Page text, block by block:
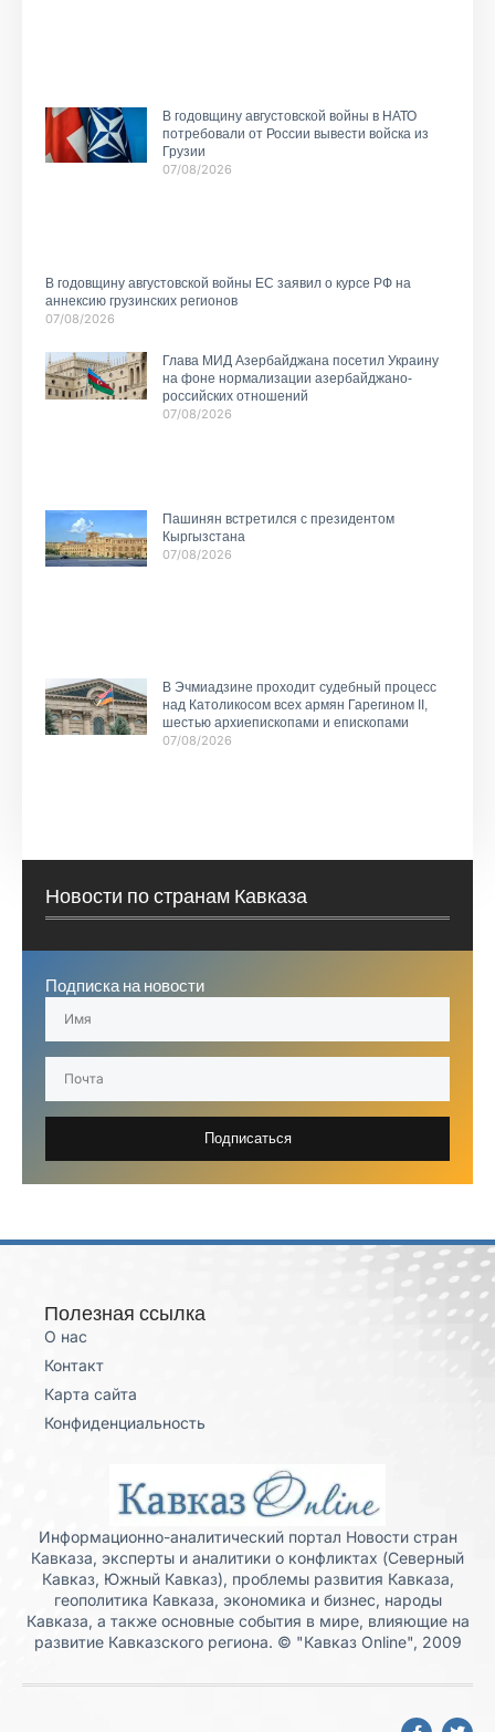
В годовщину августовской войны в НАТО
потребовали от России вывести войска из
Грузии
07/08/2026
В годовщину августовской войны ЕС заявил о курсе РФ на
аннексию грузинских регионов
07/08/2026
Глава МИД Азербайджана посетил Украину
на фоне нормализации азербайджано-
российских отношений
07/08/2026
Пашинян встретился с президентом
Кыргызстана
07/08/2026
В Эчмиадзине проходит судебный процесс
над Католикосом всех армян Гарегином II,
шестью архиепископами и епископами
07/08/2026
Новости по странам Кавказа
Подписка на новости
Подписаться
Полезная ссылка
О нас
Контакт
Карта сайта
Конфиденциальность
Информационно-аналитический портал Новости стран
Кавказа, эксперты и аналитики о конфликтах (Северный
Кавказ, Южный Кавказ), проблемы развития Кавказа,
геополитика Кавказа, экономика и бизнес, народы
Кавказа, а также основные события в мире, влияющие на
развитие Кавказского региона. © "Кавказ Online", 2009